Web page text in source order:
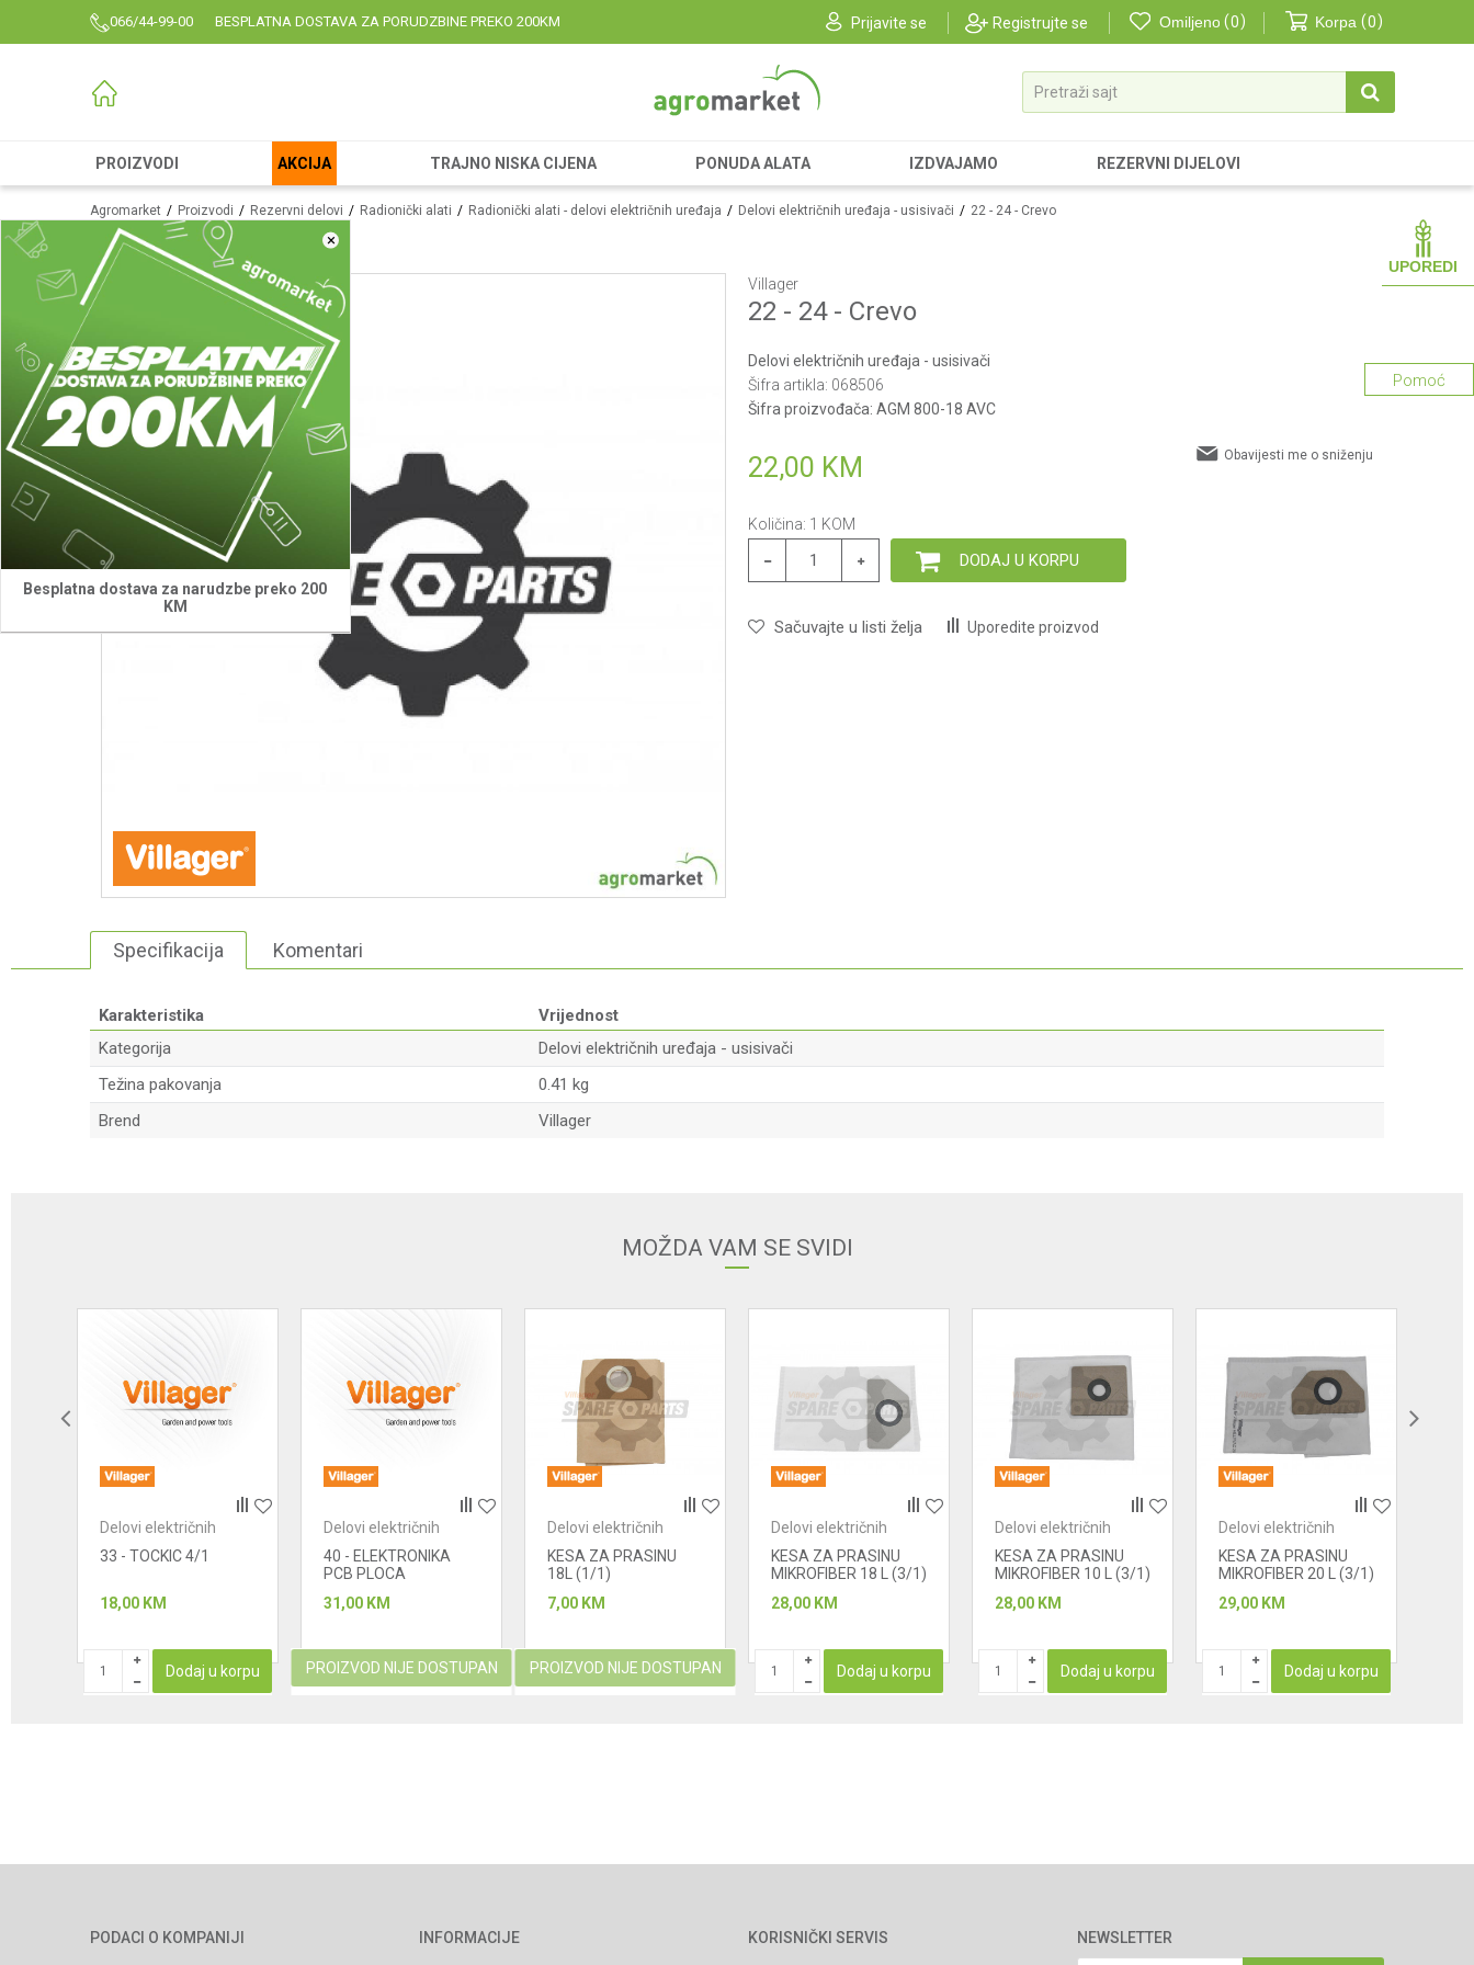
066/44-99-00 BESPLATNA DOSTAVA ZA PORUDZBINE PREKO 200KM Prijavite se Registrujte se Omiljeno 0 Korpa 0
Pretraži sajt
PROIZVODI AKCIJA TRAJNO NISKA CIJENA PONUDA ALATA IZDVAJAMO REZERVNI DIJELOVI
×
Besplatna dostava za narudzbe preko 200
KM
UPOREDI
Agromarket Proizvodi Rezervni delovi Radionički alati Radionički alati - delovi električnih uređaja Delovi električnih uređaja - usisivači 22 - 24 - Crevo
Villager
22 - 24 - Crevo
Delovi električnih uređaja - usisivači
Šifra artikla: 068506
Šifra proizvođača: AGM 800-18 AVC
22,00 KM Obavijesti me o sniženju
Količina: 1 KOM
DODAJ U KORPU
Sačuvajte u listi želja Uporedite proizvod
Pomoć
Specifikacija Komentari
Karakteristika
Vrijednost
Kategorija
Delovi električnih uređaja - usisivači
Težina pakovanja
0.41 kg
Brend
Villager
MOŽDA VAM SE SVIDI
Delovi električnih
33 - TOCKIC 4/1
18,00 KM
Dodaj u korpu
Delovi električnih
40 - ELEKTRONIKA
PCB PLOCA
31,00 KM
PROIZVOD NIJE DOSTUPAN
Delovi električnih
KESA ZA PRASINU
18L (1/1)
7,00 KM
PROIZVOD NIJE DOSTUPAN
Delovi električnih
KESA ZA PRASINU
MIKROFIBER 18 L (3/1)
28,00 KM
Dodaj u korpu
Delovi električnih
KESA ZA PRASINU
MIKROFIBER 10 L (3/1)
28,00 KM
Dodaj u korpu
Delovi električnih
KESA ZA PRASINU
MIKROFIBER 20 L (3/1)
29,00 KM
Dodaj u korpu
PODACI O KOMPANIJI
INFORMACIJE
KORISNIČKI SERVIS
NEWSLETTER